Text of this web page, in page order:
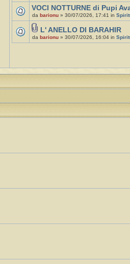
VOCI NOTTURNE di Pupi
da barionu » 30/07/2026, 17:41 in
L' ANELLO DI BARAHIR
da barionu » 30/07/2026, 16:04 in